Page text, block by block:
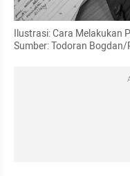
Ilustrasi: Cara Melakukan
Sumber: Todoran